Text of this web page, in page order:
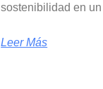
sostenibilidad en
Leer Más